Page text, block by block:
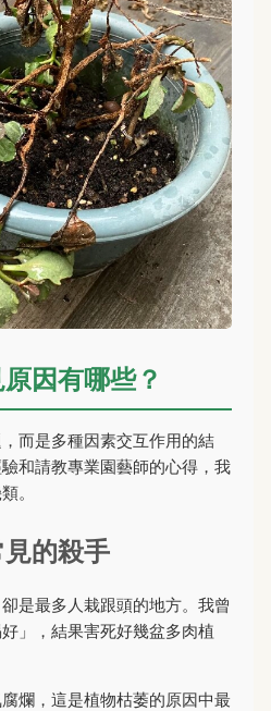
因有哪些？
而是多種因素交互作用的結
和請教專業園藝師的心得，我
。
的殺手
是最多人栽跟頭的地方。我曾
」，結果害死好幾盆多肉植
爛，這是植物枯萎的原因中最